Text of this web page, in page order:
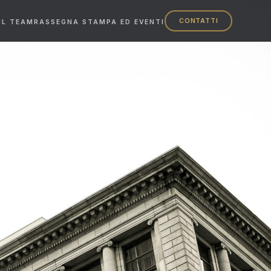
TEAMRASSEGNA STAMPA ED EVENTI CONTATTI